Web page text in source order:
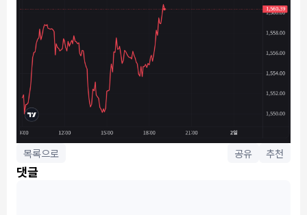
목록으로 공유 추천
댓글